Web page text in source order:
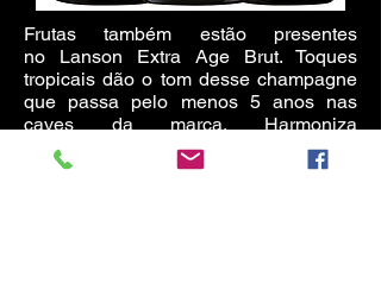
Frutas também estão presentes
no Lanson Extra Age Brut. Toques
tropicais dão o tom desse champagne
que passa pelo menos 5 anos nas
caves da marca. Harmoniza
perfeitamente com pratos leves de
pescados e frutos do mar.